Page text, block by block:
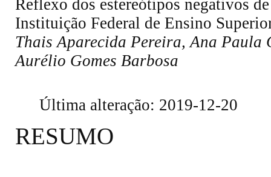
Reflexo dos estereótipos negativos
Instituição Federal de Ensino
Thais Aparecida Pereira, Ana Paula
Aurélio Gomes Barbosa
Última alteração: 2019-12-20
RESUMO